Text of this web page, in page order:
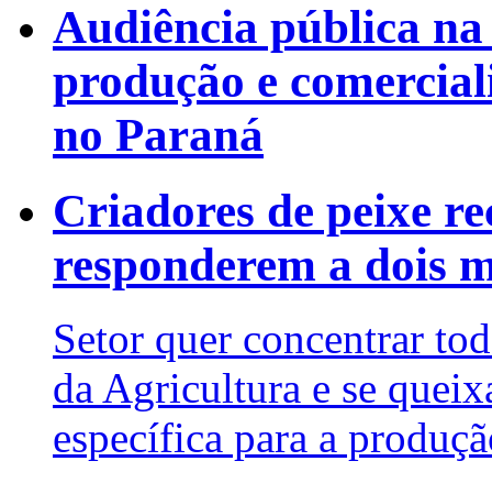
Audiência pública na
produção e
no Paraná
Criadores de peixe
responderem a dois
Setor quer concentrar
da Agricultura e se
específica para a